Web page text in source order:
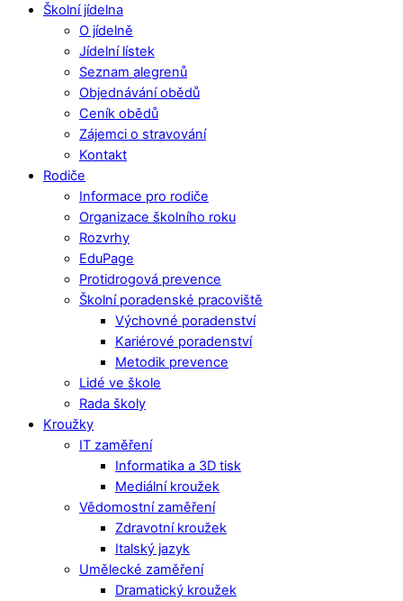
Školní jídelna
O jídelně
Jídelní lístek
Seznam alegrenů
Objednávání obědů
Ceník obědů
Zájemci o stravování
Kontakt
Rodiče
Informace pro rodiče
Organizace školního roku
Rozvrhy
EduPage
Protidrogová prevence
Školní poradenské pracoviště
Výchovné poradenství
Kariérové poradenství
Metodik prevence
Lidé ve škole
Rada školy
Kroužky
IT zaměření
Informatika a 3D tisk
Mediální kroužek
Vědomostní zaměření
Zdravotní kroužek
Italský jazyk
Umělecké zaměření
Dramatický kroužek